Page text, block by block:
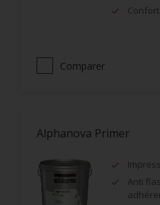
Comparer
Alphanova Primer
Anti